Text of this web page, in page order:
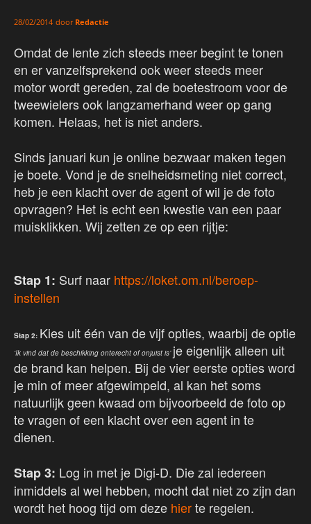
28/02/2014 door Redactie
Omdat de lente zich steeds meer begint te tonen
en er vanzelfsprekend ook weer steeds meer
motor wordt gereden, zal de boetestroom voor de
tweewielers ook langzamerhand weer op gang
komen. Helaas, het is niet anders.
Sinds januari kun je online bezwaar maken tegen
je boete. Vond je de snelheidsmeting niet correct,
heb je een klacht over de agent of wil je de foto
opvragen? Het is echt een kwestie van een paar
muisklikken. Wij zetten ze op een rijtje:
Stap 1: Surf naar https://loket.om.nl/beroep-
instellen
Stap 2: Kies uit één van de vijf opties, waarbij de optie
‘Ik vind dat de beschikking onterecht of onjuist is’ je eigenlijk alleen uit
de brand kan helpen. Bij de vier eerste opties word
je min of meer afgewimpeld, al kan het soms
natuurlijk geen kwaad om bijvoorbeeld de foto op
te vragen of een klacht over een agent in te
dienen.
Stap 3: Log in met je Digi-D. Die zal iedereen
inmiddels al wel hebben, mocht dat niet zo zijn dan
wordt het hoog tijd om deze hierte regelen.